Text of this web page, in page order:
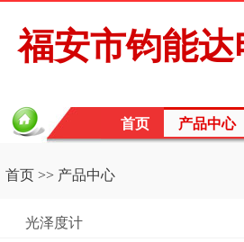
福安市钧能
首页 产品中心
首页 >> 产品中心
光泽度计